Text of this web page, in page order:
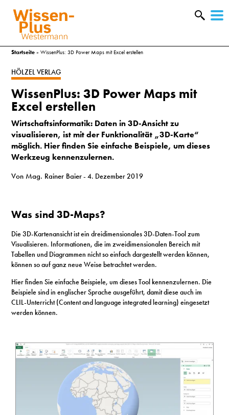
Startseite »WissenPlus: 3D Power Maps mit Excel erstellen
HÖLZEL VERLAG
WissenPlus: 3D Power Maps mit
Excel erstellen
Wirtschaftsinformatik: Daten in 3D-Ansicht zu
visualisieren, ist mit der Funktionalität „3D-Karte“
möglich. Hier finden Sie einfache Beispiele, um dieses
Werkzeug kennenzulernen.
Von Mag. Rainer Baier- 4. Dezember 2019
Was sind 3D-Maps?
Die 3D-Kartenansicht ist ein dreidimensionales 3D-Daten-Tool zum
Visualisieren. Informationen, die im zweidimensionalen Bereich mit
Tabellen und Diagrammen nicht so einfach dargestellt werden können,
können so auf ganz neue Weise betrachtet werden.
Hier finden Sie einfache Beispiele, um dieses Tool kennenzulernen. Die
Beispiele sind in englischer Sprache ausgeführt, damit diese auch im
CLIL-Unterricht (Content and language integrated learning) eingesetzt
werden können.